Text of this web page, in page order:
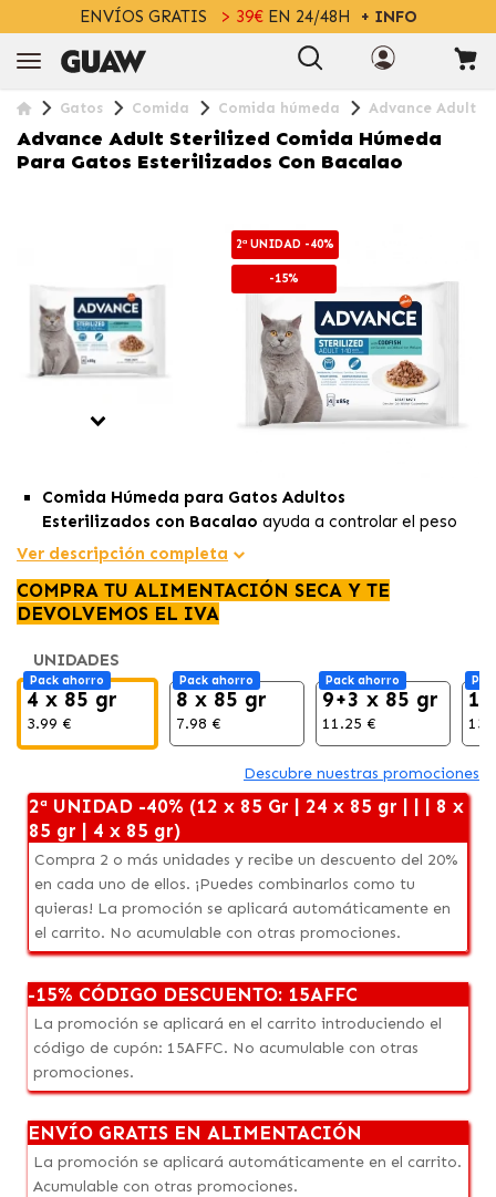
ENVÍOS GRATIS > 39€EN 24/48H + INFO
Gatos Comida Comida húmeda Advance Adult
Advance Adult Sterilized Comida Húmeda
Para Gatos Esterilizados Con Bacalao
2ª UNIDAD -40%
-15%
Comida Húmeda para Gatos Adultos
Esterilizados con Bacalao ayuda a controlar el peso
con una receta baja en grasa.
Finos trozos de bacalao
alto contenido de humedad para una adecuada
hidratación.
taurina y minerales esenciales para unadieta
equilibrada.
Ver descripción completa
COMPRA TU ALIMENTACIÓN SECA Y TE
DEVOLVEMOS EL IVA
UNIDADES
Pack ahorro
4 x 85 gr
3.99 €
Pack ahorro
8 x 85 gr
7.98 €
Pack ahorro
9+3 x 85 gr
11.25 €
Descubre nuestras promociones
2ª UNIDAD -40% (12 x 85 Gr | 24 x 85 gr | | | 8 x
85 gr | 4 x 85 gr)
Compra 2 o más unidades y recibe un descuento del 20%
en cada uno de ellos. ¡Puedes combinarlos como tu
quieras! La promoción se aplicará automáticamente en
el carrito. No acumulable con otras promociones.
-15% CÓDIGO DESCUENTO: 15AFFC
La promoción se aplicará en el carrito introduciendo el
código de cupón: 15AFFC. No acumulable con otras
promociones.
ENVÍO GRATIS EN ALIMENTACIÓN
La promoción se aplicará automáticamente en el carrito.
Acumulable con otras promociones.